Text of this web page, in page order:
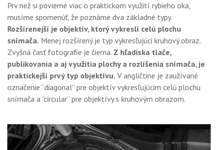
Prv než si povieme viac o praktickom využití rybieho oka,
musíme spomenúť, že poznáme dva základné typy.
Rozšírenejší je objektív, ktorý vykreslí celú plochu
snímača. Menej rozšírený je typ vykresľujúci kruhový obraz.
Zvyšná časť fotografie je čierna. Z hľadiska tlače,
publikovania a aj využitia plochy a rozlíšenia snímača, je
praktickejší prvý typ objektívu. V angličtine je zaužívané
označenie “diagonal” pre objektív vykresľujúcim celú plochu
snímača a “circular” pre objektívy s kruhovým obrazom.